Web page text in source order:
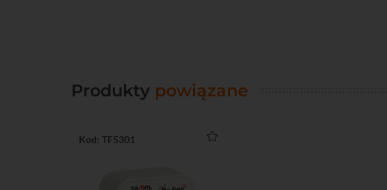
Produkty powiązane
Kod: TF5301